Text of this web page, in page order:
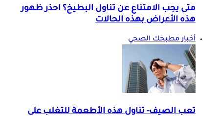
متى يجب الامتناع عن تناول البطيخ؟ احذر ظهور
هذه الأعراض بهذه الحالات
أخبار مطبخك الصحي
تعب الصيف- تناول هذه الأطعمة للتغلب على